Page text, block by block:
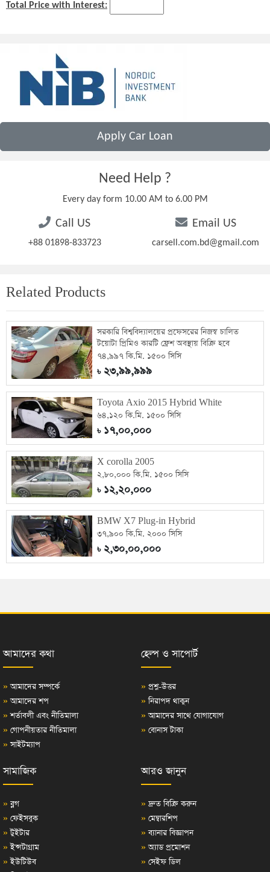
Total Price with Interest:
Apply Car Loan
Need Help ?
Every day form 10.00 AM to 6.00 PM
Call US
+88 01898-833723
Email US
carsell.com.bd@gmail.com
Related Products
সরকারি বিশ্ববিদ্যালয়ের প্রফেসরের নিজস্ব চালিত
টয়োটা প্রিমিও কারটি ফ্রেশ অবস্থায় বিক্রি হবে
৭৪,৯৯৭ কি.মি. ১৫০০ সিসি
৳২৩,৯৯,৯৯৯
Toyota Axio 2015 Hybrid White
৬৪,১২০ কি.মি. ১৫০০ সিসি
৳১৭,০০,০০০
X corolla 2005
২,৮০,০০০ কি.মি. ১৫০০ সিসি
৳১২,২০,০০০
BMW X7 Plug-in Hybrid
৩৭,৯০০ কি.মি. ২০০০ সিসি
৳২,৩০,০০,০০০
আমাদের কথা
» আমাদের সম্পর্কে
» আমাদের শপ
» শর্তাবলী এবং নীতিমালা
» গোপনীয়তার নীতিমালা
» সাইটম্যাপ
হেল্প ও সাপোর্ট
» প্রশ্ন-উত্তর
» নিরাপদ থাকুন
» আমাদের সাথে যোগাযোগ
» বোনাস টাকা
সামাজিক
» ব্লগ
» ফেইসবুক
» টুইটার
» ইন্সটাগ্রাম
» ইউটিউব
আরও জানুন
» দ্রুত বিক্রি করুন
» মেম্বারশিপ
» ব্যানার বিজ্ঞাপন
» অ্যাড প্রমোশন
» সেইফ ডিল